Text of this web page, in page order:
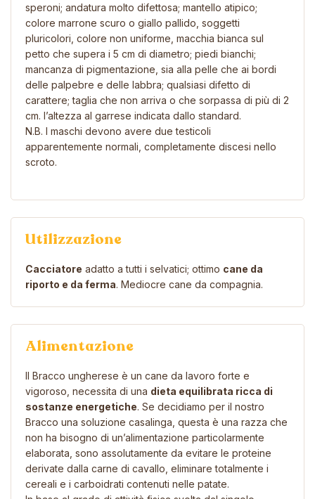
speroni; andatura molto difettosa; mantello atipico;
colore marrone scuro o giallo pallido, soggetti
pluricolori, colore non uniforme, macchia bianca sul
petto che supera i 5 cm di diametro; piedi bianchi;
mancanza di pigmentazione, sia alla pelle che ai bordi
delle palpebre e delle labbra; qualsiasi difetto di
carattere; taglia che non arriva o che sorpassa di più di 2
cm. l’altezza al garrese indicata dallo standard.
N.B. I maschi devono avere due testicoli
apparentemente normali, completamente discesi nello
scroto.
Utilizzazione
Cacciatore adatto a tutti i selvatici; ottimo cane da
riporto e da ferma. Mediocre cane da compagnia.
Alimentazione
Il Bracco ungherese è un cane da lavoro forte e
vigoroso, necessita di una dieta equilibrata ricca di
sostanze energetiche. Se decidiamo per il nostro
Bracco una soluzione casalinga, questa è una razza che
non ha bisogno di un’alimentazione particolarmente
elaborata, sono assolutamente da evitare le proteine
derivate dalla carne di cavallo, eliminare totalmente i
cereali e i carboidrati contenuti nelle patate.